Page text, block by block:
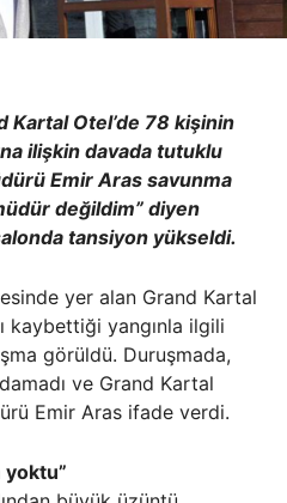
Kartal Otel’de 78 kişinin
ilişkin davada tutuklu
Emir Aras savunma
değildim” diyen
tansiyon yükseldi.
yer alan Grand Kartal
kaybettiği yangınla ilgili
görüldü. Duruşmada,
ve Grand Kartal
Emir Aras ifade verdi.